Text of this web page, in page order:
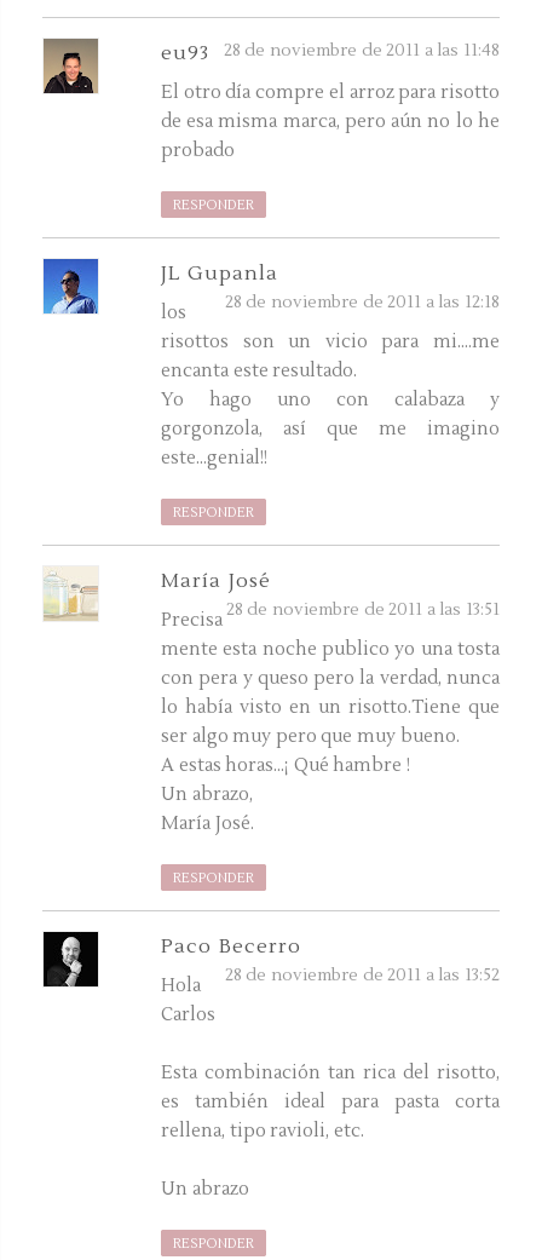
eu93 28 de noviembre de 2011 a las 11:48
El otro día compre el arroz para risotto
de esa misma marca, pero aún no lo he
probado
RESPONDER
JL Gupanla
28 de noviembre de 2011 a las 12:18
los
risottos son un vicio para mi....me
encanta este resultado.
Yo hago uno con calabaza y
gorgonzola, así que me imagino
este...genial!!
RESPONDER
María José
28 de noviembre de 2011 a las 13:51
Precisa
mente esta noche publico yo una tosta
con pera y queso pero la verdad, nunca
lo había visto en un risotto.Tiene que
ser algo muy pero que muy bueno.
A estas horas...¡ Qué hambre !
Un abrazo,
María José.
RESPONDER
Paco Becerro
28 de noviembre de 2011 a las 13:52
Hola
Carlos
Esta combinación tan rica del risotto,
es también ideal para pasta corta
rellena, tipo ravioli, etc.
Un abrazo
RESPONDER